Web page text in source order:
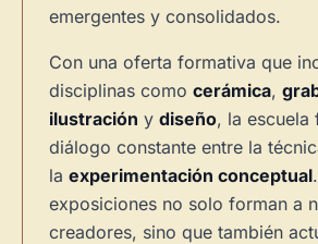
emergentes y consolidados.
Con una oferta formativa que
disciplinas como cerámica,
ilustración y diseño, la escuela
diálogo constante entre la
la experimentación conceptual
exposiciones no solo forman a
creadores, sino que también